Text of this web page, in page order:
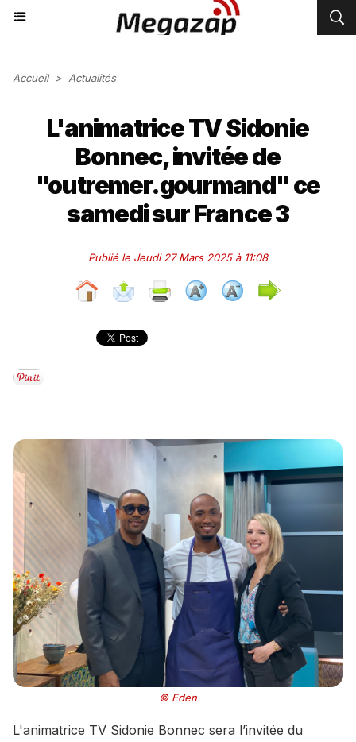
Accueil > Actualités
L'animatrice TV Sidonie
Bonnec, invitée de
"outremer.gourmand" ce
samedi sur France 3
Publié le Jeudi 27 Mars 2025 à 11:08
© Eden
L'animatrice TV Sidonie Bonnec sera l’invitée du